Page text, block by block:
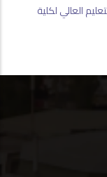
العالي لكلية